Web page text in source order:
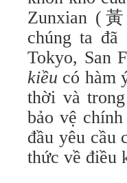
Zunxian (
chúng ta
Tokyo, San
kiều có hàm
thời và
bảo vệ
đầu yêu cầu
thức về điều